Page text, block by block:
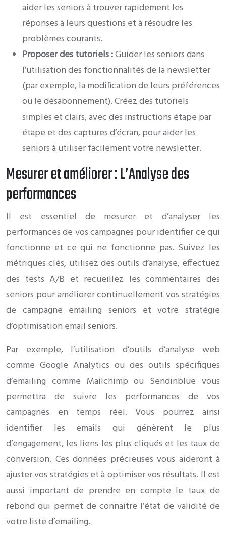
aider les seniors à trouver rapidement les
réponses à leurs questions et à résoudre les
problèmes courants.
Proposer des tutoriels :Guider les seniors dans
l’utilisation des fonctionnalités de la newsletter
(par exemple, la modification de leurs préférences
ou le désabonnement). Créez des tutoriels
simples et clairs, avec des instructions étape par
étape et des captures d’écran, pour aider les
seniors à utiliser facilement votre newsletter.
Mesurer et améliorer : L’Analyse des
performances
Il est essentiel de mesurer et d’analyser les
performances de vos campagnes pour identifier ce qui
fonctionne et ce qui ne fonctionne pas. Suivez les
métriques clés, utilisez des outils d’analyse, effectuez
des tests A/B et recueillez les commentaires des
seniors pour améliorer continuellement vos stratégies
de campagne emailing seniors et votre stratégie
d’optimisation email seniors.
Par exemple, l’utilisation d’outils d’analyse web
comme Google Analytics ou des outils spécifiques
d’emailing comme Mailchimp ou Sendinblue vous
permettra de suivre les performances de vos
campagnes en temps réel. Vous pourrez ainsi
identifier les emails qui génèrent le plus
d’engagement, les liens les plus cliqués et les taux de
conversion. Ces données précieuses vous aideront à
ajuster vos stratégies et à optimiser vos résultats. Il est
aussi important de prendre en compte le taux de
rebond qui permet de connaitre l’état de validité de
votre liste d’emailing.